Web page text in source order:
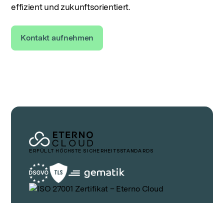
effizient und zukunftsorientiert.
Kontakt aufnehmen
ERFÜLLT HÖCHSTE SICHERHEITSSTANDARDS